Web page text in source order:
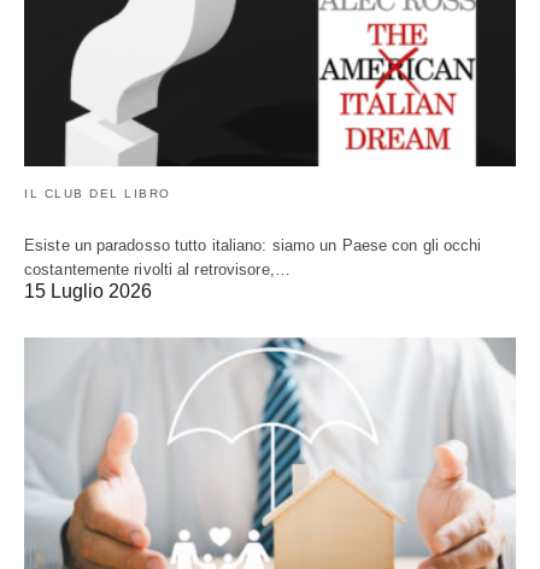
IL CLUB DEL LIBRO
Esiste un paradosso tutto italiano: siamo un Paese con gli occhi
costantemente rivolti al retrovisore,…
15 Luglio 2026